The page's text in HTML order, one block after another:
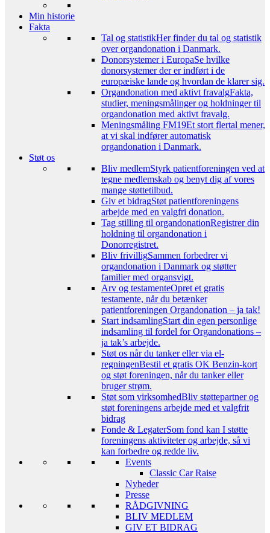
Min historie
Fakta
Tal og statistikHer finder du tal og statistik
over organdonation i Danmark.
Donorsystemer i EuropaSe hvilke
donorsystemer der er indført i de
europæiske lande og hvordan de klarer sig.
Organdonation med aktivt fravalgFakta,
studier, meningsmålinger og holdninger til
organdonation med aktivt fravalg.
Meningsmåling FM19Et stort flertal mener,
at vi skal indfører automatisk
organdonation i Danmark.
Støt os
Bliv medlemStyrk patientforeningen ved at
tegne medlemskab og benyt dig af vores
mange støttetilbud.
Giv et bidragStøt patientforeningens
arbejde med en valgfri donation.
Tag stilling til organdonationRegistrer din
holdning til organdonation i
Donorregistret.
Bliv frivilligSammen forbedrer vi
organdonation i Danmark og støtter
familier med organsvigt.
Arv og testamenteOpret et gratis
testamente, når du betænker
patientforeningen Organdonation – ja tak!
Start indsamlingStart din egen personlige
indsamling til fordel for Organdonations –
ja tak’s arbejde.
Støt os når du tanker eller via el-
regningenBestil et gratis OK Benzin-kort
og støt foreningen, når du tanker eller
bruger strøm.
Støt som virksomhedBliv støttepartner og
støt foreningens arbejde med et valgfrit
bidrag
Fonde & LegaterSom fond kan I støtte
foreningens aktiviteter og arbejde, så vi
kan forbedre og redde liv.
Events
Classic Car Raise
Nyheder
Presse
RÅDGIVNING
BLIV MEDLEM
GIV ET BIDRAG